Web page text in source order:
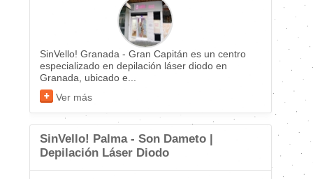
SinVello! Granada - Gran Capitán es un centro
especializado en depilación láser diodo en
Granada, ubicado e...
Ver más
SinVello! Palma - Son Dameto |
Depilación Láser Diodo